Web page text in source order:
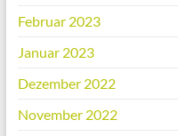
Februar 2023
Januar 2023
Dezember 2022
November 2022